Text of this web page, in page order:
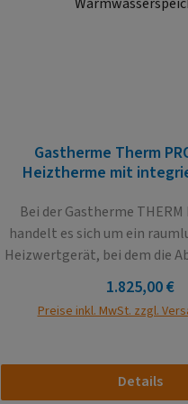
Gastherme Therm
Heiztherme mit
Bei der Gastherme THERM
handelt es sich um ein
Heizwertgerät, bei dem die
über einen klassischen
erfolgt. Sie bietet die
einen integrierten
externen Tank zu erhitzen. Die Therme ist für
Objekte mit einer
Regulärer
1.825,00 €
Preise inkl. MwSt. zzgl.
Details